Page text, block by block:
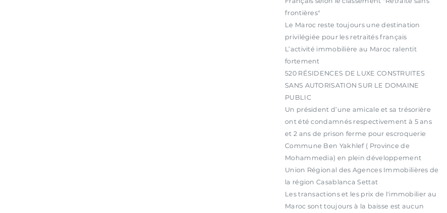
frontières"
Le Maroc reste toujours une destination
privilégiée pour les retraités français
L’activité immobilière au Maroc ralentit
fortement
520 RÉSIDENCES DE LUXE CONSTRUITES
SANS AUTORISATION SUR LE DOMAINE
PUBLIC
Un président d’une amicale et sa trésorière
ont été condamnés respectivement à 5 ans
et 2 ans de prison ferme pour escroquerie
Commune Ben Yakhlef ( Province de
Mohammedia) en plein développement
Union Régional des Agences Immobilières de
la région Casablanca Settat
Les transactions et les prix de l'immobilier au
Maroc sont toujours à la baisse est aucun